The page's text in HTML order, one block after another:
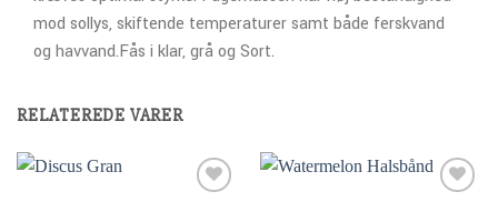
mod sollys, skiftende temperaturer samt både ferskvand
og havvand.Fås i klar, grå og Sort.
RELATEREDE VARER